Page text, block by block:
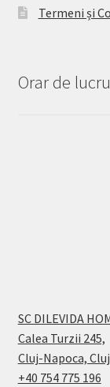
Termeni și
Orar de
SC DILEVIDA
Calea Turzii 245,
Cluj-Napoca,
+40 754 775 196